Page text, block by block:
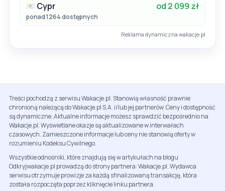
Cypr od 2 099 zł
ponad 1264 dostępnych
Reklama dynamiczna wakacje.pl
Treści pochodzą z serwisu Wakacje.pl. Stanowią własność prawnie
chronioną należącą do Wakacje.pl S.A. i/lub jej partnerów. Ceny i dostępność
są dynamiczne. Aktualne informacje możesz sprawdzić bezpośrednio na
Wakacje.pl. Wyświetlane okazje są aktualizowane w interwałach
czasowych. Zamieszczone informacje lub ceny nie stanowią oferty w
rozumieniu Kodeksu Cywilnego.
Wszystkie odnośniki, które znajdują się w artykułach na blogu
Odkryjwakacje.pl prowadzą do strony partnera: Wakacje.pl. Wydawca
serwisu otrzymuje prowizje za każdą sfinalizowaną transakcję, która
została rozpoczęta poprzez kliknięcie linku partnera.